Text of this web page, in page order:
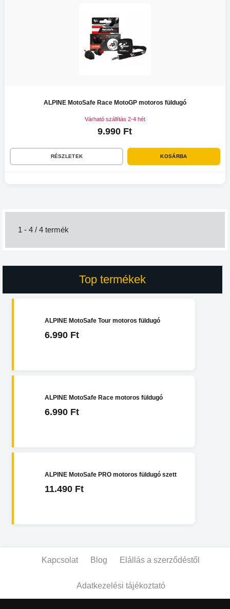
ALPINE MotoSafe Race MotoGP motoros füldugó
Várható szállítás 2-4 hét
9.990 Ft
RÉSZLETEK KOSÁRBA
1 - 4 / 4 termék
Top termékek
ALPINE MotoSafe Tour motoros füldugó
6.990 Ft
ALPINE MotoSafe Race motoros füldugó
6.990 Ft
ALPINE MotoSafe PRO motoros füldugó szett
11.490 Ft
Kapcsolat Blog Elállás a szerződéstől
Adatkezelési tájékoztató